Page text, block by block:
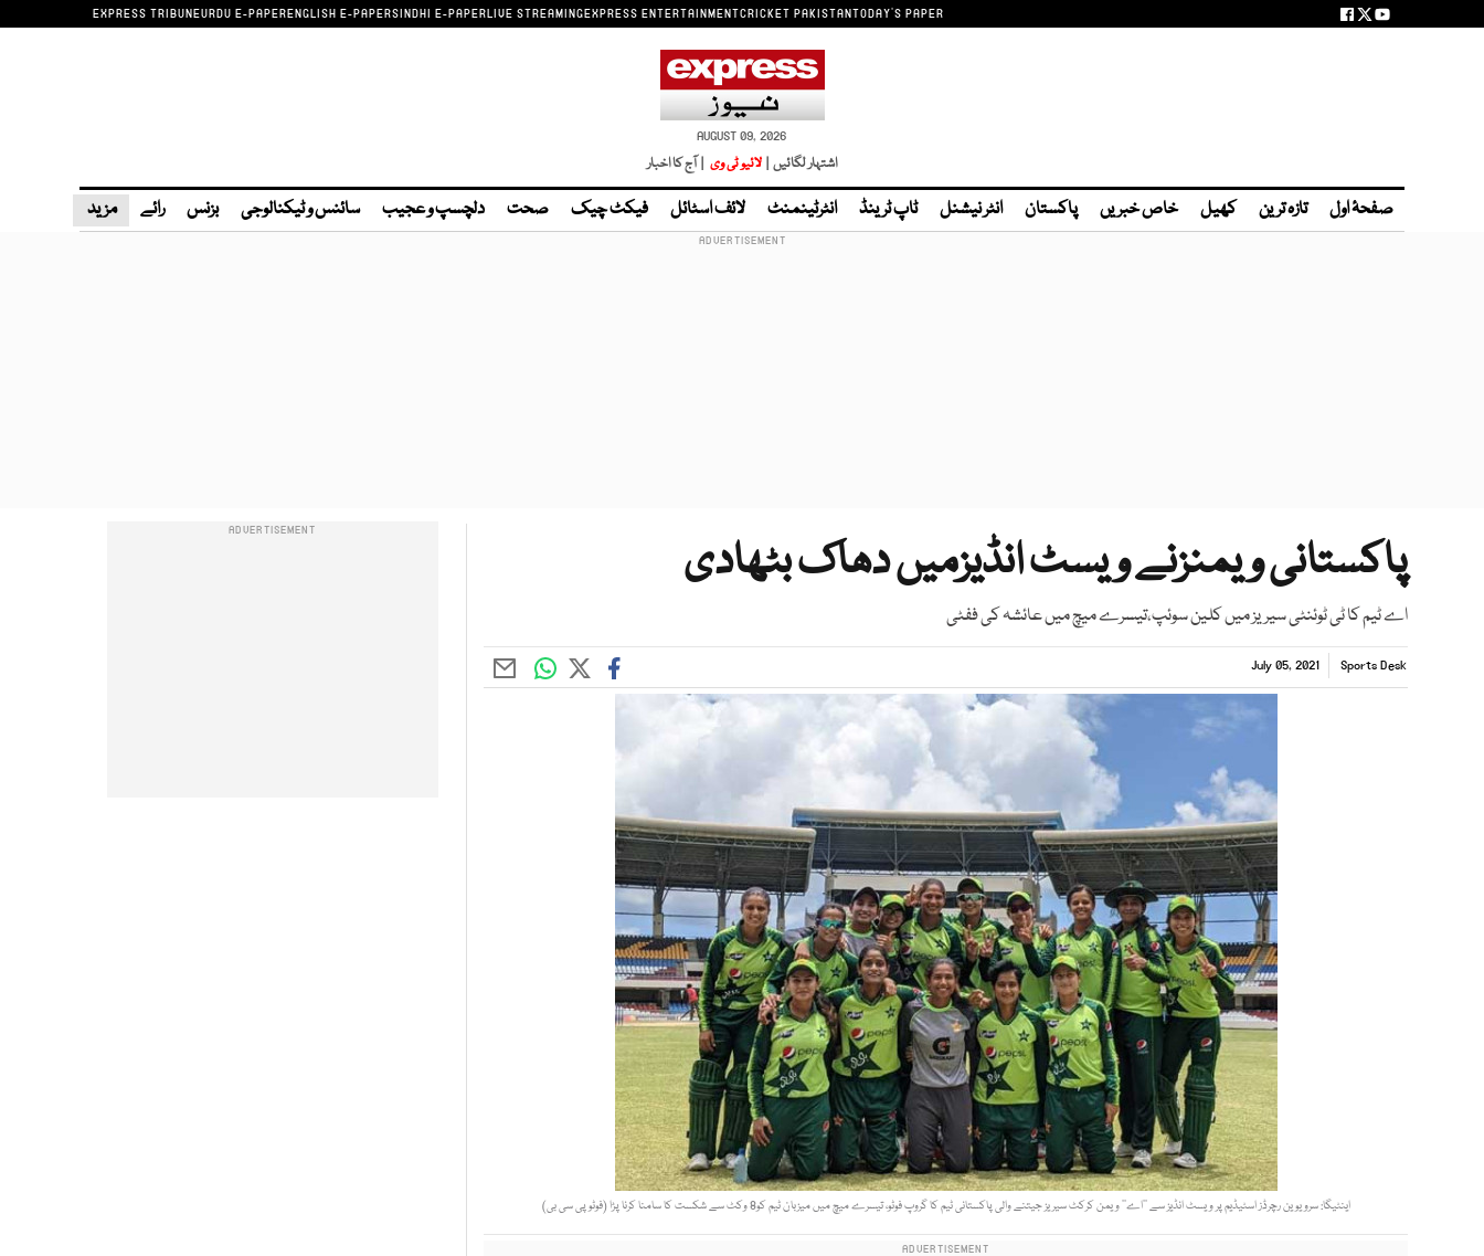
EXPRESS TRIBUNEURDU E-PAPERENGLISH E-PAPERSINDHI E-PAPERLIVE STREAMINGEXPRESS ENTERTAINMENTCRICKET PAKISTANTODAY'S PAPER
AUGUST 09, 2026
اشتہار لگائیں | لائیو ٹی وی | آج کا اخبار
صفحۂ اول تازہ ترین کھیل خاص خبریں پاکستان انٹر نیشنل ٹاپ ٹرینڈ انٹرٹینمنٹ لائف اسٹائل فیکٹ چیک صحت دلچسپ و عجیب سائنس و ٹیکنالوجی بزنس رائے مزید
پاکستانی ویمنزنے ویسٹ انڈیزمیں دھاک بٹھادی
اے ٹیم کا ٹی ٹوئنٹی سیریز میں کلین سوئپ،تیسرے میچ میں عائشہ کی ففٹی
Sports Desk
July 05, 2021
اینٹیگا: سرویوین رچرڈز اسٹیڈیم پر ویسٹ انڈیز سے ’’اے‘‘ ویمن کرکٹ سیریز جیتنے والی پاکستانی ٹیم کا گروپ فوٹو، تیسرے میچ میں میزبان ٹیم کو8 وکٹ سے شکست کا سامنا کرنا پڑا (فوٹو پی سی بی)